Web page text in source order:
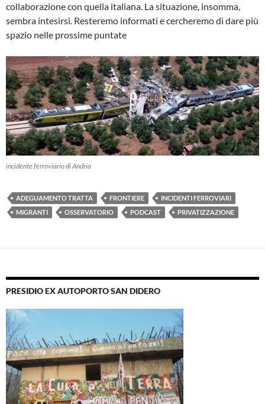
collaborazione con quella italiana. La situazione, insomma,
sembra intesirsi. Resteremo informati e cercheremo di dare più
spazio nelle prossime puntate
incidente ferroviario di Andria
ADEGUAMENTO TRATTA FRONTIERE
INCIDENTI FERROVIARI
MIGRANTI
OSSERVATORIO PODCAST PRIVATIZZAZIONE
PRESIDIO EX AUTOPORTO SAN DIDERO